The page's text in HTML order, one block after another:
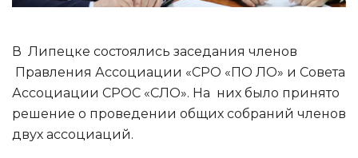
В Липецке состоялись заседания членов
Правления Ассоциации «СРО «ПО ЛО» и Совета
Ассоциации СРОС «СЛО». На них было принято
решение о проведении общих собраний членов
двух ассоциаций.